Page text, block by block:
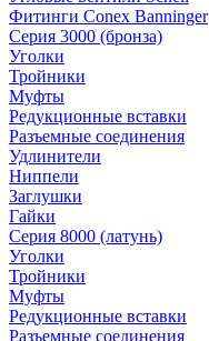
Фитинги Conex Banninger
Серия 3000 (бронза)
Уголки
Тройники
Муфты
Редукционные вставки
Разъемные соединения
Удлинители
Ниппели
Заглушки
Гайки
Серия 8000 (латунь)
Уголки
Тройники
Муфты
Редукционные вставки
Разъемные соединения